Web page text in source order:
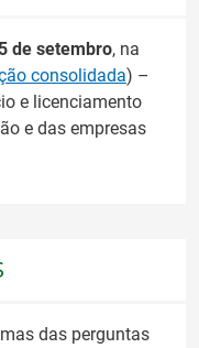
de setembro, na
consolidada) –
e licenciamento
e das empresas
das perguntas